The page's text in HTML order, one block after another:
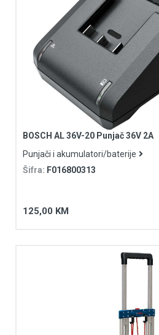
BOSCH AL 36V-20 Punjač 36V 2A
Punjači i akumulatori/baterije
Šifra: F016800313
125,00 KM